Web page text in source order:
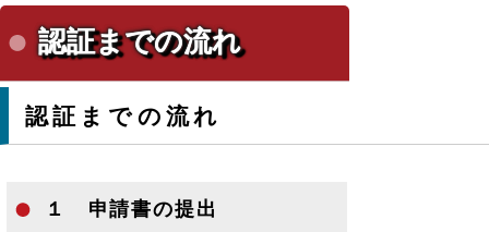
認証までの流れ
認証までの流れ
１ 申請書の提出